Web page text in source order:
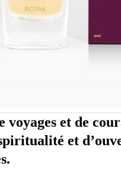
voyages et de
et